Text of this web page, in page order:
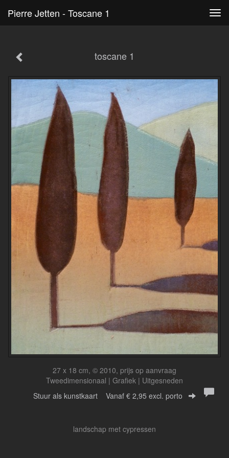
Pierre Jetten - Toscane 1
toscane 1
27 x 18 cm, © 2010, prijs op aanvraag
Tweedimensionaal | Grafiek | Uitgesneden
Stuur als kunstkaart Vanaf € 2,95 excl. porto
landschap met cypressen